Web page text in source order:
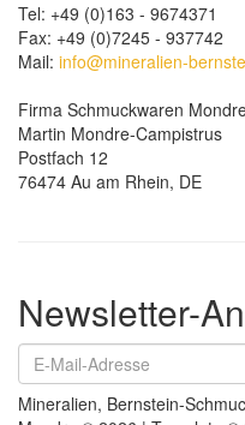
Tel: +49 (0)163 - 9674371
Fax: +49 (0)7245 - 937742
Mail: info@mineralien-
Firma Schmuckwaren
Martin Mondre-Campistrus
Postfach 12
76474 Au am Rhein, DE
Newsletter-
Mineralien, Bernstein-